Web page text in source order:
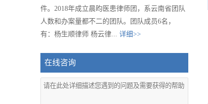
件。2018年成立晨昀医患律师团，系云南省团队
人数和办案量都不二的团队。团队成员6名，
有：杨生顺律师 杨云律... 详细>>
在线咨询